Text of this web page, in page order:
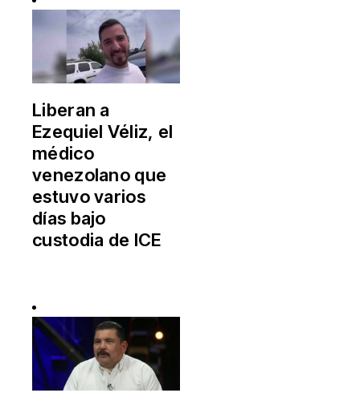
Liberan a
Ezequiel Véliz, el
médico
venezolano que
estuvo varios
días bajo
custodia de ICE